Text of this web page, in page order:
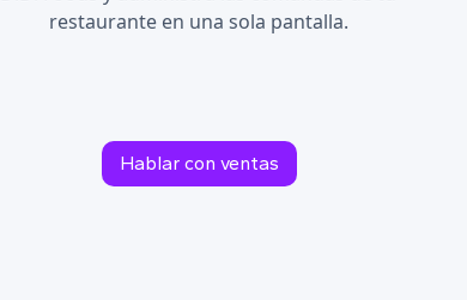
restaurante en una sola pantalla.
Hablar con ventas